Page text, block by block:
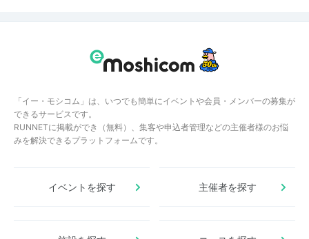
「イー・モシコム」は、いつでも簡単にイベントや会員・メンバーの募集が
できるサービスです。
RUNNETに掲載ができ（無料）、集客や申込者管理などの主催者様のお悩
みを解決できるプラットフォームです。
イベントを探す 主催者を探す